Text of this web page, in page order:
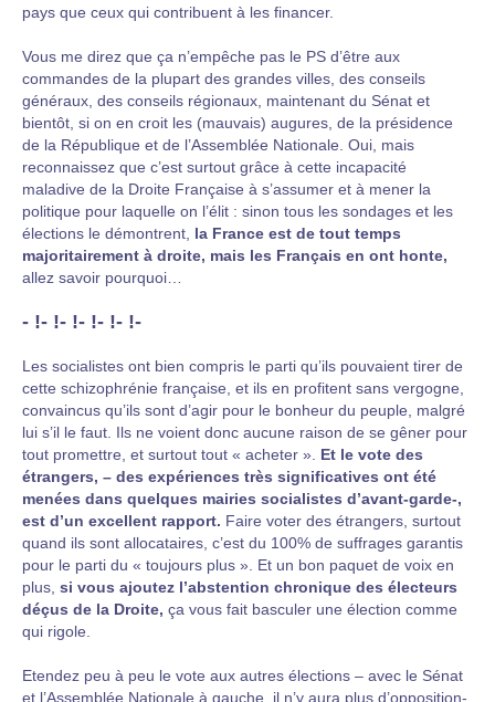
pays que ceux qui contribuent à les financer.
Vous me direz que ça n’empêche pas le PS d’être aux
commandes de la plupart des grandes villes, des conseils
généraux, des conseils régionaux, maintenant du Sénat et
bientôt, si on en croit les (mauvais) augures, de la présidence
de la République et de l’Assemblée Nationale. Oui, mais
reconnaissez que c’est surtout grâce à cette incapacité
maladive de la Droite Française à s’assumer et à mener la
politique pour laquelle on l’élit : sinon tous les sondages et les
élections le démontrent, la France est de tout temps
majoritairement à droite, mais les Français en ont honte,
allez savoir pourquoi…
- !- !- !- !- !- !-
Les socialistes ont bien compris le parti qu’ils pouvaient tirer de
cette schizophrénie française, et ils en profitent sans vergogne,
convaincus qu’ils sont d’agir pour le bonheur du peuple, malgré
lui s’il le faut. Ils ne voient donc aucune raison de se gêner pour
tout promettre, et surtout tout « acheter ». Et le vote des
étrangers, – des expériences très significatives ont été
menées dans quelques mairies socialistes d’avant-garde-,
est d’un excellent rapport. Faire voter des étrangers, surtout
quand ils sont allocataires, c’est du 100% de suffrages garantis
pour le parti du « toujours plus ». Et un bon paquet de voix en
plus, si vous ajoutez l’abstention chronique des électeurs
déçus de la Droite, ça vous fait basculer une élection comme
qui rigole.
Etendez peu à peu le vote aux autres élections – avec le Sénat
et l’Assemblée Nationale à gauche, il n’y aura plus d’opposition-,